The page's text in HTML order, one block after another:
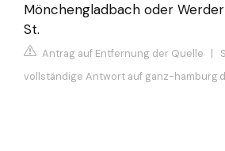
Mönchengladbach oder
St.
Antrag auf Entfernung der Quelle |
vollständige Antwort auf ganz-